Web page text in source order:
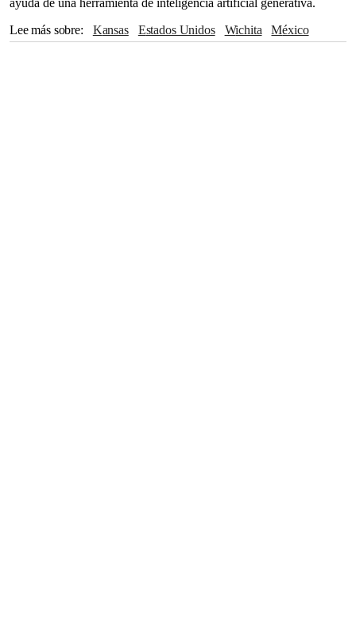
ayuda de una herramienta de inteligencia artificial generativa.
Lee más sobre
Kansas Estados Unidos Wichita
México